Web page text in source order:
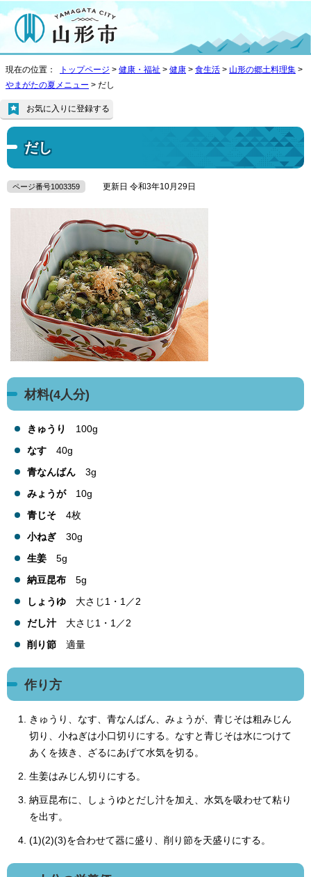
現在の位置： トップページ > 健康・福祉 > 健康 > 食生活 > 山形の郷土料理集 >
やまがたの夏メニュー > だし
だし
お気に入りに登録する
ページ番号1003359 更新日 令和3年10月29日
材料(4人分)
きゅうり 100g
なす 40g
青なんばん 3g
みょうが10g
青じそ 4枚
小ねぎ 30g
生姜 5g
納豆昆布 5g
しょうゆ 大さじ1・1／2
だし汁大さじ1・1／2
削り節 適量
作り方
きゅうり、なす、青なんばん、みょうが、青じそは粗みじん
切り、小ねぎは小口切りにする。なすと青じそは水につけて
あくを抜き、ざるにあげて水気を切る。
生姜はみじん切りにする。
納豆昆布に、しょうゆとだし汁を加え、水気を吸わせて粘り
を出す。
(1)(2)(3)を合わせて器に盛り、削り節を天盛りにする。